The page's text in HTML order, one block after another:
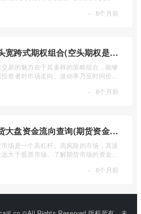
· 8个月前
空头宽跨式期权组合(空头期权是什么意思)
易的魅力在于其多样的策略组合，能够
资者对市场走向、波动率乃至时间价值
· 8个月前
期货大盘资金流向查询(期货资金流向查询)
场是一个高杠杆、高风险的市场，其波
远大于股票市场。了解期货市场的资金流
· 8个月前